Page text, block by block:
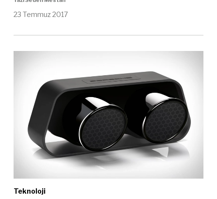
23 Temmuz 2017
Teknoloji